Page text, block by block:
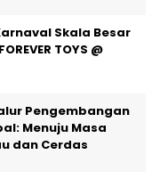
Skala Besar
TOYS @
Pengembangan
Menuju Masa
dan Cerdas